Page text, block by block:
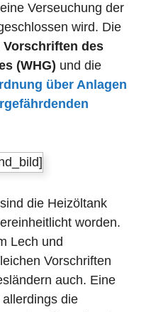
Verseuchung der
wird. Die
Vorschriften des
(WHG) und die
über Anlagen
die Heizöltank
worden.
Lech und
Vorschriften
auch. Eine
die